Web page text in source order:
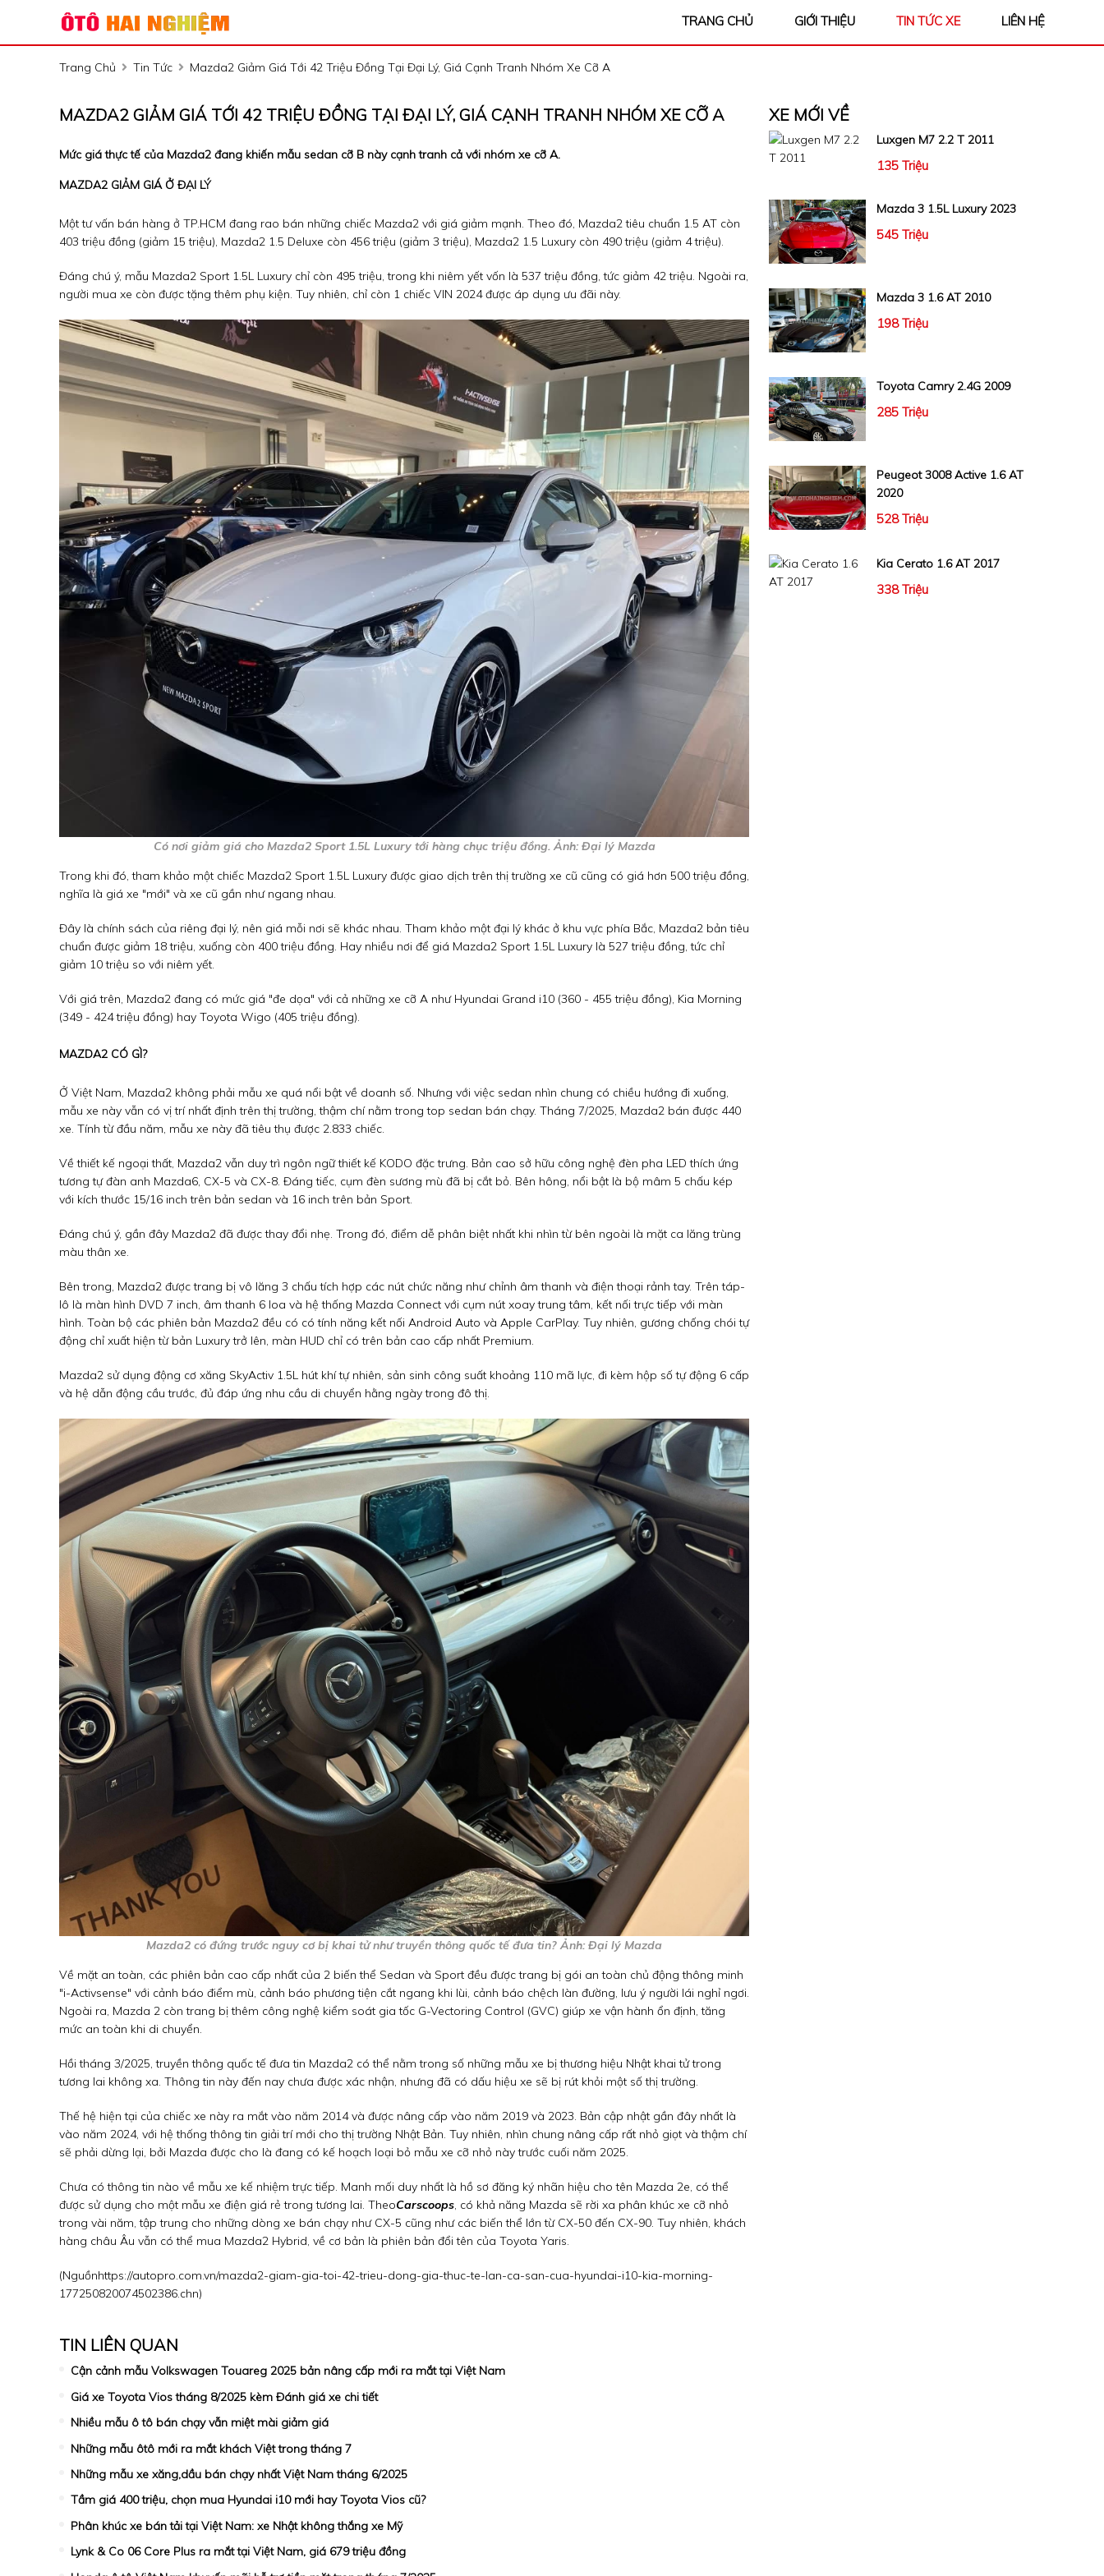
TRANG CHỦ GIỚI THIỆU TIN TỨC XE LIÊN HỆ
Trang Chủ Tin Tức Mazda2 Giảm Giá Tới 42 Triệu Đồng Tại Đại Lý, Giá Cạnh Tranh Nhóm Xe Cỡ A
MAZDA2 GIẢM GIÁ TỚI 42 TRIỆU ĐỒNG TẠI ĐẠI LÝ, GIÁ CẠNH TRANH NHÓM XE CỠ A
Mức giá thực tế của Mazda2 đang khiến mẫu sedan cỡ B này cạnh tranh cả với nhóm xe cỡ A.
MAZDA2 GIẢM GIÁ Ở ĐẠI LÝ
Một tư vấn bán hàng ở TP.HCM đang rao bán những chiếc Mazda2 với giá giảm mạnh. Theo đó, Mazda2 tiêu chuẩn 1.5 AT còn
403 triệu đồng (giảm 15 triệu), Mazda2 1.5 Deluxe còn 456 triệu (giảm 3 triệu), Mazda2 1.5 Luxury còn 490 triệu (giảm 4 triệu).
Đáng chú ý, mẫu Mazda2 Sport 1.5L Luxury chỉ còn 495 triệu, trong khi niêm yết vốn là 537 triệu đồng, tức giảm 42 triệu. Ngoài ra,
người mua xe còn được tặng thêm phụ kiện. Tuy nhiên, chỉ còn 1 chiếc VIN 2024 được áp dụng ưu đãi này.
Có nơi giảm giá cho Mazda2 Sport 1.5L Luxury tới hàng chục triệu đồng. Ảnh: Đại lý Mazda
Trong khi đó, tham khảo một chiếc Mazda2 Sport 1.5L Luxury được giao dịch trên thị trường xe cũ cũng có giá hơn 500 triệu đồng,
nghĩa là giá xe "mới" và xe cũ gần như ngang nhau.
Đây là chính sách của riêng đại lý, nên giá mỗi nơi sẽ khác nhau. Tham khảo một đại lý khác ở khu vực phía Bắc, Mazda2 bản tiêu
chuẩn được giảm 18 triệu, xuống còn 400 triệu đồng. Hay nhiều nơi để giá Mazda2 Sport 1.5L Luxury là 527 triệu đồng, tức chỉ
giảm 10 triệu so với niêm yết.
Với giá trên, Mazda2 đang có mức giá "đe dọa" với cả những xe cỡ A như Hyundai Grand i10 (360 - 455 triệu đồng), Kia Morning
(349 - 424 triệu đồng) hay Toyota Wigo (405 triệu đồng).
MAZDA2 CÓ GÌ?
Ở Việt Nam, Mazda2 không phải mẫu xe quá nổi bật về doanh số. Nhưng với việc sedan nhìn chung có chiều hướng đi xuống,
mẫu xe này vẫn có vị trí nhất định trên thị trường, thậm chí nằm trong top sedan bán chạy. Tháng 7/2025, Mazda2 bán được 440
xe. Tính từ đầu năm, mẫu xe này đã tiêu thụ được 2.833 chiếc.
Về thiết kế ngoại thất, Mazda2 vẫn duy trì ngôn ngữ thiết kế KODO đặc trưng. Bản cao sở hữu công nghệ đèn pha LED thích ứng
tương tự đàn anh Mazda6, CX-5 và CX-8. Đáng tiếc, cụm đèn sương mù đã bị cắt bỏ. Bên hông, nổi bật là bộ mâm 5 chấu kép
với kích thước 15/16 inch trên bản sedan và 16 inch trên bản Sport.
Đáng chú ý, gần đây Mazda2 đã được thay đổi nhẹ. Trong đó, điểm dễ phân biệt nhất khi nhìn từ bên ngoài là mặt ca lăng trùng
màu thân xe.
Bên trong, Mazda2 được trang bị vô lăng 3 chấu tích hợp các nút chức năng như chỉnh âm thanh và điện thoại rảnh tay. Trên táp-
lô là màn hình DVD 7 inch, âm thanh 6 loa và hệ thống Mazda Connect với cụm nút xoay trung tâm, kết nối trực tiếp với màn
hình. Toàn bộ các phiên bản Mazda2 đều có có tính năng kết nối Android Auto và Apple CarPlay. Tuy nhiên, gương chống chói tự
động chỉ xuất hiện từ bản Luxury trở lên, màn HUD chỉ có trên bản cao cấp nhất Premium.
Mazda2 sử dụng động cơ xăng SkyActiv 1.5L hút khí tự nhiên, sản sinh công suất khoảng 110 mã lực, đi kèm hộp số tự động 6 cấp
và hệ dẫn động cầu trước, đủ đáp ứng nhu cầu di chuyển hằng ngày trong đô thị.
Mazda2 có đứng trước nguy cơ bị khai tử như truyền thông quốc tế đưa tin? Ảnh: Đại lý Mazda
Về mặt an toàn, các phiên bản cao cấp nhất của 2 biến thể Sedan và Sport đều được trang bị gói an toàn chủ động thông minh
"i-Activsense" với cảnh báo điểm mù, cảnh báo phương tiện cắt ngang khi lùi, cảnh báo chệch làn đường, lưu ý người lái nghỉ ngơi.
Ngoài ra, Mazda 2 còn trang bị thêm công nghệ kiểm soát gia tốc G-Vectoring Control (GVC) giúp xe vận hành ổn định, tăng
mức an toàn khi di chuyển.
Hồi tháng 3/2025, truyền thông quốc tế đưa tin Mazda2 có thể nằm trong số những mẫu xe bị thương hiệu Nhật khai tử trong
tương lai không xa. Thông tin này đến nay chưa được xác nhận, nhưng đã có dấu hiệu xe sẽ bị rút khỏi một số thị trường.
Thế hệ hiện tại của chiếc xe này ra mắt vào năm 2014 và được nâng cấp vào năm 2019 và 2023. Bản cập nhật gần đây nhất là
vào năm 2024, với hệ thống thông tin giải trí mới cho thị trường Nhật Bản. Tuy nhiên, nhìn chung nâng cấp rất nhỏ giọt và thậm chí
sẽ phải dừng lại, bởi Mazda được cho là đang có kế hoạch loại bỏ mẫu xe cỡ nhỏ này trước cuối năm 2025.
Chưa có thông tin nào về mẫu xe kế nhiệm trực tiếp. Manh mối duy nhất là hồ sơ đăng ký nhãn hiệu cho tên Mazda 2e, có thể
được sử dụng cho một mẫu xe điện giá rẻ trong tương lai. TheoCarscoops, có khả năng Mazda sẽ rời xa phân khúc xe cỡ nhỏ
trong vài năm, tập trung cho những dòng xe bán chạy như CX-5 cũng như các biến thể lớn từ CX-50 đến CX-90. Tuy nhiên, khách
hàng châu Âu vẫn có thể mua Mazda2 Hybrid, về cơ bản là phiên bản đổi tên của Toyota Yaris.
(Nguồnhttps://autopro.com.vn/mazda2-giam-gia-toi-42-trieu-dong-gia-thuc-te-lan-ca-san-cua-hyundai-i10-kia-morning-
177250820074502386.chn)
XE MỚI VỀ
Luxgen M7 2.2 T 2011
135 Triệu
Mazda 3 1.5L Luxury 2023
545 Triệu
Mazda 3 1.6 AT 2010
198 Triệu
Toyota Camry 2.4G 2009
285 Triệu
Peugeot 3008 Active 1.6 AT
2020
528 Triệu
Kia Cerato 1.6 AT 2017
338 Triệu
TIN LIÊN QUAN
Cận cảnh mẫu Volkswagen Touareg 2025 bản nâng cấp mới ra mắt tại Việt Nam
Giá xe Toyota Vios tháng 8/2025 kèm Đánh giá xe chi tiết
Nhiều mẫu ô tô bán chạy vẫn miệt mài giảm giá
Những mẫu ôtô mới ra mắt khách Việt trong tháng 7
Những mẫu xe xăng,dầu bán chạy nhất Việt Nam tháng 6/2025
Tầm giá 400 triệu, chọn mua Hyundai i10 mới hay Toyota Vios cũ?
Phân khúc xe bán tải tại Việt Nam: xe Nhật không thắng xe Mỹ
Lynk & Co 06 Core Plus ra mắt tại Việt Nam, giá 679 triệu đồng